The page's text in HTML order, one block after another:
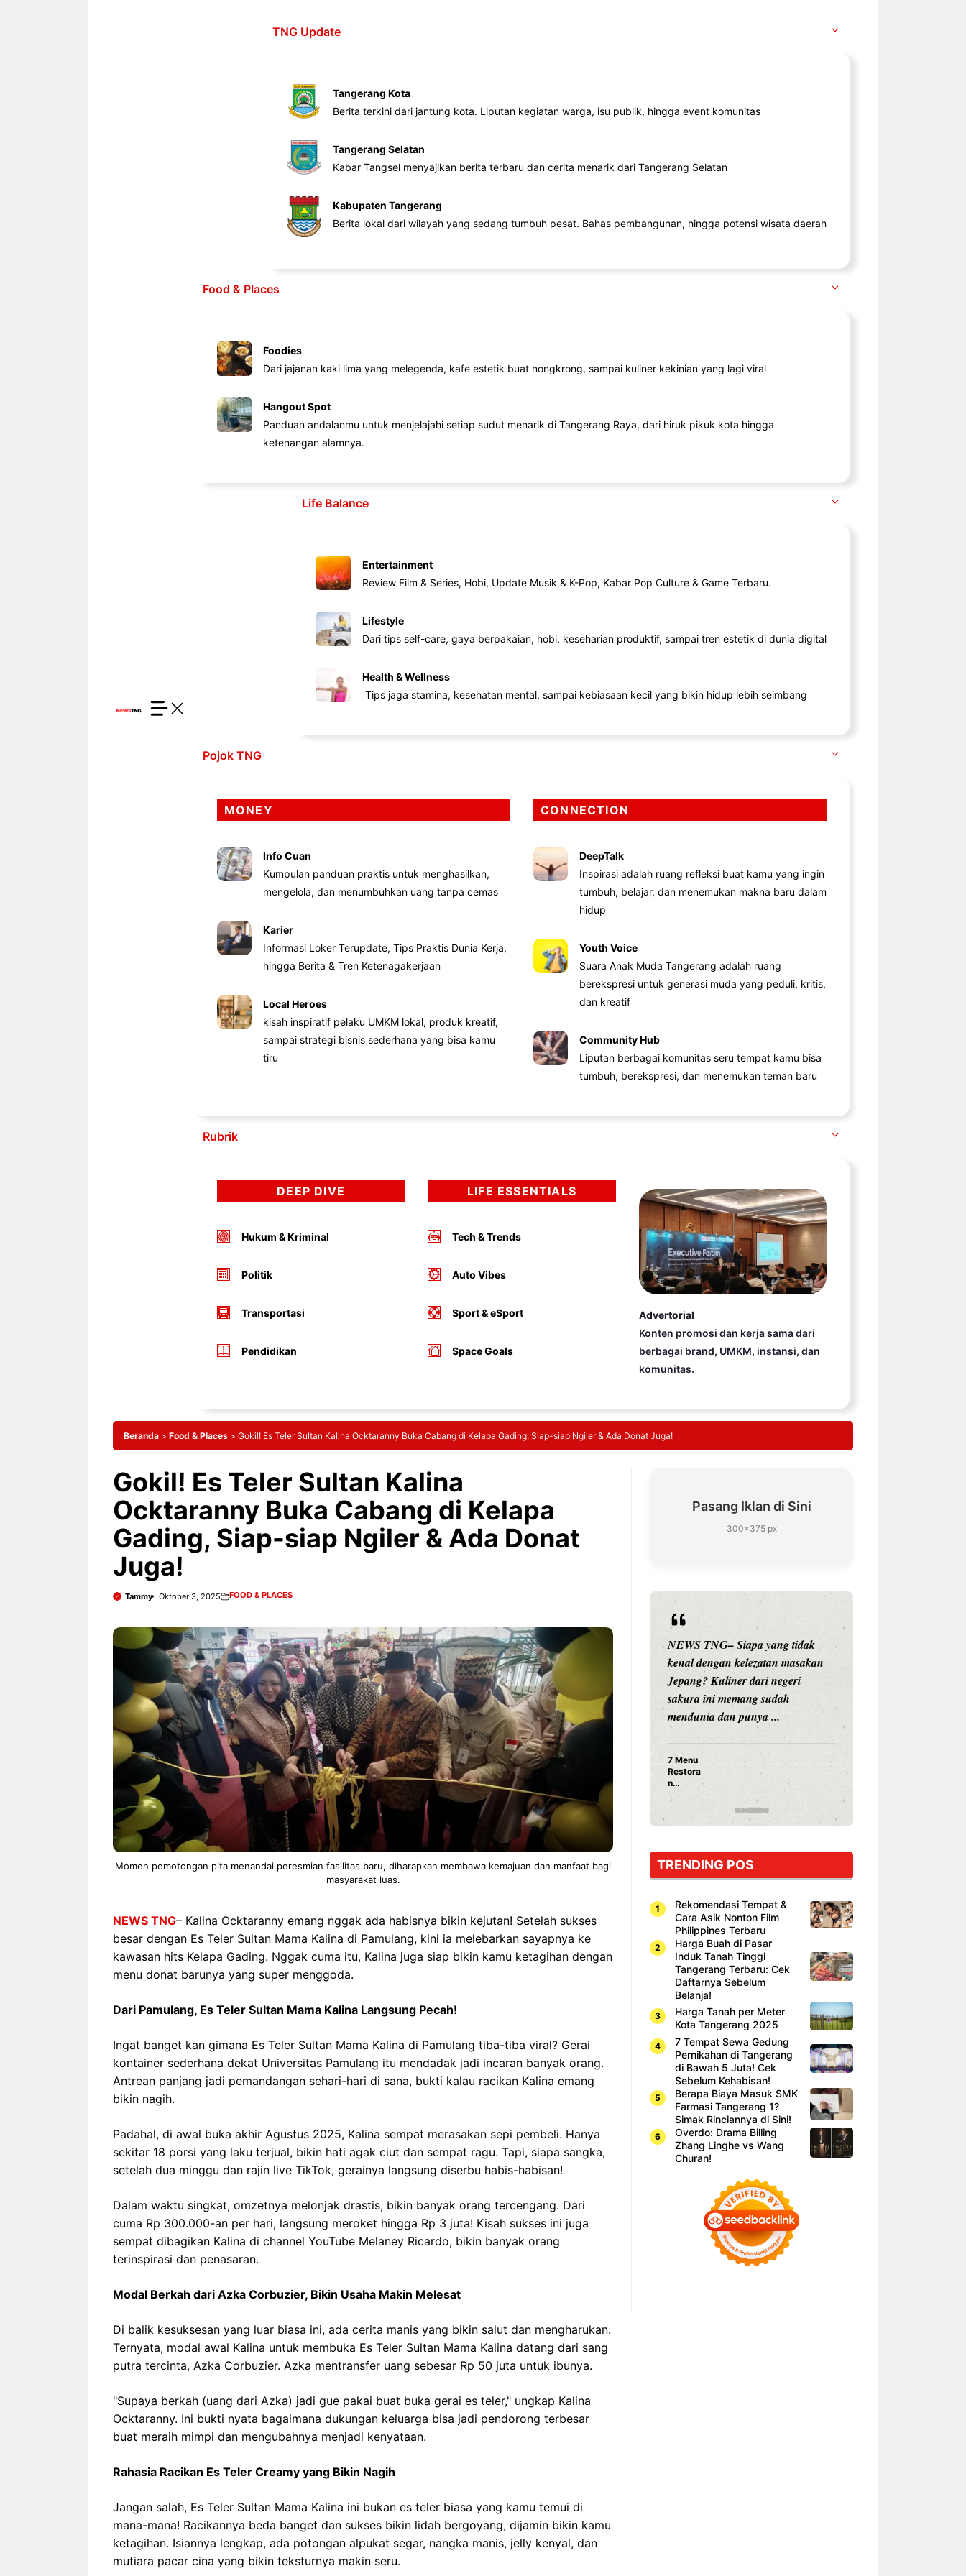
TNG Update
Tangerang Kota
Berita terkini dari jantung kota. Liputan kegiatan warga, isu publik, hingga event komunitas
Tangerang Selatan
Kabar Tangsel menyajikan berita terbaru dan cerita menarik dari Tangerang Selatan
Kabupaten Tangerang
Berita lokal dari wilayah yang sedang tumbuh pesat. Bahas pembangunan, hingga potensi wisata daerah
Food & Places
Foodies
Dari jajanan kaki lima yang melegenda, kafe estetik buat nongkrong, sampai kuliner kekinian yang lagi viral
Hangout Spot
Panduan andalanmu untuk menjelajahi setiap sudut menarik di Tangerang Raya, dari hiruk pikuk kota hingga
ketenangan alamnya.
Life Balance
Entertainment
Review Film & Series, Hobi, Update Musik & K-Pop, Kabar Pop Culture & Game Terbaru.
Lifestyle
Dari tips self-care, gaya berpakaian, hobi, keseharian produktif, sampai tren estetik di dunia digital
Health & Wellness
Tips jaga stamina, kesehatan mental, sampai kebiasaan kecil yang bikin hidup lebih seimbang
Pojok TNG
MONEY
Info Cuan
Kumpulan panduan praktis untuk menghasilkan,
mengelola, dan menumbuhkan uang tanpa cemas
Karier
Informasi Loker Terupdate, Tips Praktis Dunia Kerja,
hingga Berita & Tren Ketenagakerjaan
Local Heroes
kisah inspiratif pelaku UMKM lokal, produk kreatif,
sampai strategi bisnis sederhana yang bisa kamu
tiru
CONNECTION
DeepTalk
Inspirasi adalah ruang refleksi buat kamu yang ingin
tumbuh, belajar, dan menemukan makna baru dalam
hidup
Youth Voice
Suara Anak Muda Tangerang adalah ruang
berekspresi untuk generasi muda yang peduli, kritis,
dan kreatif
Community Hub
Liputan berbagai komunitas seru tempat kamu bisa
tumbuh, berekspresi, dan menemukan teman baru
Rubrik
DEEP DIVE
Hukum & Kriminal
Politik
Transportasi
Pendidikan
LIFE ESSENTIALS
Tech & Trends
Auto Vibes
Sport & eSport
Space Goals
Advertorial
Konten promosi dan kerja sama dari
berbagai brand, UMKM, instansi, dan
komunitas.
Beranda > Food & Places > Gokil! Es Teler Sultan Kalina Ocktaranny Buka Cabang di Kelapa Gading, Siap-siap Ngiler & Ada Donat Juga!
Gokil! Es Teler Sultan Kalina
Ocktaranny Buka Cabang di Kelapa
Gading, Siap-siap Ngiler & Ada Donat
Juga!
Tammy Oktober 3, 2025 FOOD & PLACES
Momen pemotongan pita menandai peresmian fasilitas baru, diharapkan membawa kemajuan dan manfaat bagi
masyarakat luas.
NEWS TNG– Kalina Ocktaranny emang nggak ada habisnya bikin kejutan! Setelah sukses
besar dengan Es Teler Sultan Mama Kalina di Pamulang, kini ia melebarkan sayapnya ke
kawasan hits Kelapa Gading. Nggak cuma itu, Kalina juga siap bikin kamu ketagihan dengan
menu donat barunya yang super menggoda.
Dari Pamulang, Es Teler Sultan Mama Kalina Langsung Pecah!
Ingat banget kan gimana Es Teler Sultan Mama Kalina di Pamulang tiba-tiba viral? Gerai
kontainer sederhana dekat Universitas Pamulang itu mendadak jadi incaran banyak orang.
Antrean panjang jadi pemandangan sehari-hari di sana, bukti kalau racikan Kalina emang
bikin nagih.
Padahal, di awal buka akhir Agustus 2025, Kalina sempat merasakan sepi pembeli. Hanya
sekitar 18 porsi yang laku terjual, bikin hati agak ciut dan sempat ragu. Tapi, siapa sangka,
setelah dua minggu dan rajin live TikTok, gerainya langsung diserbu habis-habisan!
Dalam waktu singkat, omzetnya melonjak drastis, bikin banyak orang tercengang. Dari
cuma Rp 300.000-an per hari, langsung meroket hingga Rp 3 juta! Kisah sukses ini juga
sempat dibagikan Kalina di channel YouTube Melaney Ricardo, bikin banyak orang
terinspirasi dan penasaran.
Modal Berkah dari Azka Corbuzier, Bikin Usaha Makin Melesat
Di balik kesuksesan yang luar biasa ini, ada cerita manis yang bikin salut dan mengharukan.
Ternyata, modal awal Kalina untuk membuka Es Teler Sultan Mama Kalina datang dari sang
putra tercinta, Azka Corbuzier. Azka mentransfer uang sebesar Rp 50 juta untuk ibunya.
"Supaya berkah (uang dari Azka) jadi gue pakai buat buka gerai es teler," ungkap Kalina
Ocktaranny. Ini bukti nyata bagaimana dukungan keluarga bisa jadi pendorong terbesar
buat meraih mimpi dan mengubahnya menjadi kenyataan.
Rahasia Racikan Es Teler Creamy yang Bikin Nagih
Jangan salah, Es Teler Sultan Mama Kalina ini bukan es teler biasa yang kamu temui di
mana-mana! Racikannya beda banget dan sukses bikin lidah bergoyang, dijamin bikin kamu
ketagihan. Isiannya lengkap, ada potongan alpukat segar, nangka manis, jelly kenyal, dan
mutiara pacar cina yang bikin teksturnya makin seru.
Pasang Iklan di Sini
300×375 px
NEWS TNG– Siapa sangka, dua
nama besar di dunia hiburan,
Nunung Srimulat dan Vicky
Prasetyo, kini merambah dunia
Nunung Srimulat & Vicky
Prasetyo Buka Restoran
Ayam Panggang! Cuma Rp
15 Ribu, Resep Rahasia
Mami Bikin Nagih!
NEWS TNG– Bandung –
Menyambut pergantian tahun
2026, restoran all you can eat
Kakkoii All You Can Eat Bandung
menghadirkan ...
Sambut 2026, Kakkoii
Bandung Hadirkan Pesta All
You Can Eat Mulai Rp
145.000
NEWS TNG– Pernah gak sih
kamu mulai ngerjain sesuatu cuma
buat iseng-iseng, eh ternyata malah
jadi peluang bisnis yang
menguntungkan? ...
Dari Iseng Jadi Cuan: Kisah
TUM_ATUL yang Ubah
Hampers Jadi Bisnis Kece
NEWS TNG– Siapa yang tidak
kenal dengan kelezatan masakan
Jepang? Kuliner dari negeri
sakura ini memang sudah
mendunia dan punya ...
7 Menu
Restora
n
yang
Dicoba,
Cuma
Sushi!
TRENDING POS
Rekomendasi Tempat &
Cara Asik Nonton Film
Philippines Terbaru
Harga Buah di Pasar
Induk Tanah Tinggi
Tangerang Terbaru: Cek
Daftarnya Sebelum
Belanja!
Harga Tanah per Meter
Kota Tangerang 2025
7 Tempat Sewa Gedung
Pernikahan di Tangerang
di Bawah 5 Juta! Cek
Sebelum Kehabisan!
Berapa Biaya Masuk SMK
Farmasi Tangerang 1?
Simak Rinciannya di Sini!
Overdo: Drama Billing
Zhang Linghe vs Wang
Churan!